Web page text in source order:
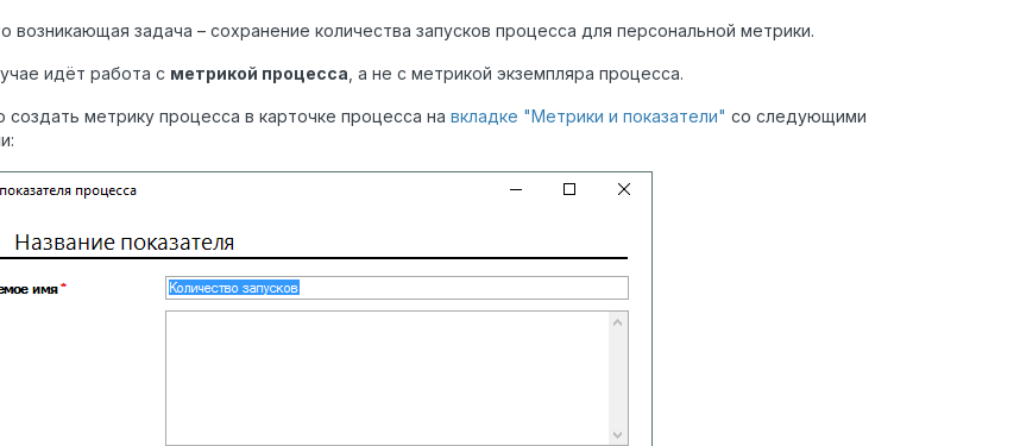
возникающая задача – сохранение количества запусков процесса для персональной метрики.
идёт работа с метрикой процесса , а не с метрикой экземпляра процесса.
метрику процесса в карточке процесса на вкладке "Метрики и показатели" со следующими